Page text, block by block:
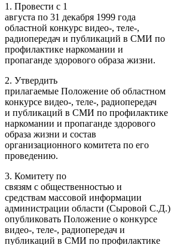
1. Провести с 1
августа по 31 декабря 1999 года
областной конкурс видео-, теле-,
радиопередач и публикаций в СМИ по
профилактике наркомании и
пропаганде здорового образа жизни.
2. Утвердить
прилагаемые Положение об областном
конкурсе видео-, теле-, радиопередач
и публикаций в СМИ по профилактике
наркомании и пропаганде здорового
образа жизни и состав
организационного комитета по его
проведению.
3. Комитету по
связям с общественностью и
средствам массовой информации
администрации области (Сыровой С.Д.)
опубликовать Положение о конкурсе
видео-, теле-, радиопередач и
публикаций в СМИ по профилактике